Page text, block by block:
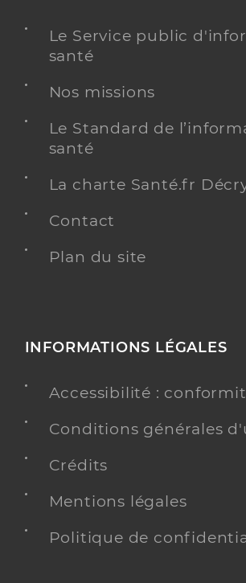
Le Service public
santé
Nos missions
Le Standard de
santé
La charte Santé.fr
Contact
Plan du site
INFORMATIONS LÉGALES
Accessibilité :
Conditions générales
Crédits
Mentions légales
Politique de